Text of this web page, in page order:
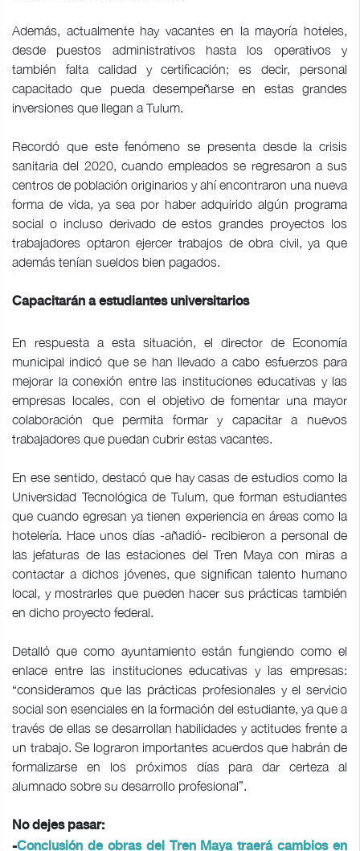
Además, actualmente hay vacantes en la mayoría hoteles,
desde puestos administrativos hasta los operativos y
también falta calidad y certificación; es decir, personal
capacitado que pueda desempeñarse en estas grandes
inversiones que llegan a Tulum.
Recordó que este fenómeno se presenta desde la crisis
sanitaria del 2020, cuando empleados se regresaron a sus
centros de población originarios y ahí encontraron una nueva
forma de vida, ya sea por haber adquirido algún programa
social o incluso derivado de estos grandes proyectos los
trabajadores optaron ejercer trabajos de obra civil, ya que
además tenían sueldos bien pagados.
Capacitarán a estudiantes universitarios
En respuesta a esta situación, el director de Economía
municipal indicó que se han llevado a cabo esfuerzos para
mejorar la conexión entre las instituciones educativas y las
empresas locales, con el objetivo de fomentar una mayor
colaboración que permita formar y capacitar a nuevos
trabajadores que puedan cubrir estas vacantes.
En ese sentido, destacó que hay casas de estudios como la
Universidad Tecnológica de Tulum, que forman estudiantes
que cuando egresan ya tienen experiencia en áreas como la
hotelería. Hace unos días -añadió- recibieron a personal de
las jefaturas de las estaciones del Tren Maya con miras a
contactar a dichos jóvenes, que significan talento humano
local, y mostrarles que pueden hacer sus prácticas también
en dicho proyecto federal.
Detalló que como ayuntamiento están fungiendo como el
enlace entre las instituciones educativas y las empresas:
“consideramos que las prácticas profesionales y el servicio
social son esenciales en la formación del estudiante, ya que a
través de ellas se desarrollan habilidades y actitudes frente a
un trabajo. Se lograron importantes acuerdos que habrán de
formalizarse en los próximos días para dar certeza al
alumnado sobre su desarrollo profesional”.
No dejes pasar:
-Conclusión de obras del Tren Maya traerá cambios en